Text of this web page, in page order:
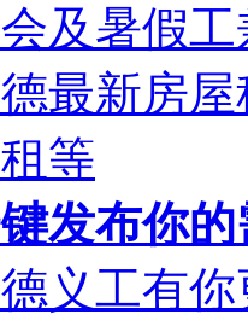
及暑假
最新房
等
发布你
义工有